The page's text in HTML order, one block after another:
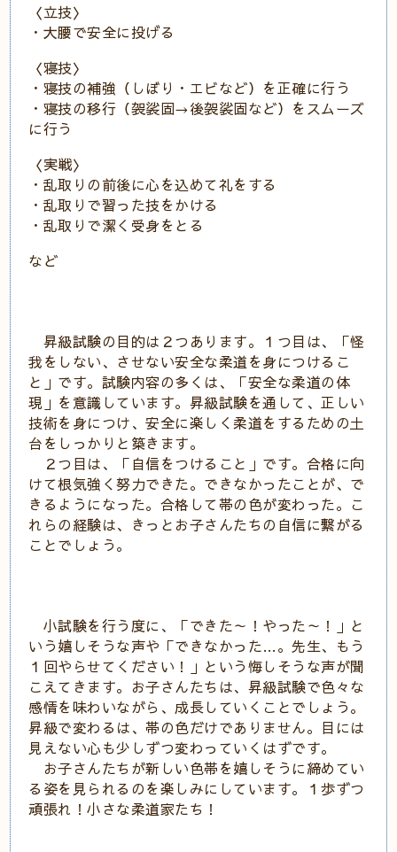
〈立技〉
・大腰で安全に投げる
〈寝技〉
・寝技の補強（しぼり・エビなど）を正確に行う
・寝技の移行（袈裟固→後袈裟固など）をスムーズ
に行う
〈実戦〉
・乱取りの前後に心を込めて礼をする
・乱取りで習った技をかける
・乱取りで潔く受身をとる
など
昇級試験の目的は２つあります。１つ目は、「怪
我をしない、させない安全な柔道を身につけるこ
と」です。試験内容の多くは、「安全な柔道の体
現」を意識しています。昇級試験を通して、正しい
技術を身につけ、安全に楽しく柔道をするための土
台をしっかりと築きます。
２つ目は、「自信をつけること」です。合格に向
けて根気強く努力できた。できなかったことが、で
きるようになった。合格して帯の色が変わった。こ
れらの経験は、きっとお子さんたちの自信に繋がる
ことでしょう。
小試験を行う度に、「できた～！やった～！」と
いう嬉しそうな声や「できなかった…。先生、もう
１回やらせてください！」という悔しそうな声が聞
こえてきます。お子さんたちは、昇級試験で色々な
感情を味わいながら、成長していくことでしょう。
昇級で変わるは、帯の色だけでありません。目には
見えない心も少しずつ変わっていくはずです。
お子さんたちが新しい色帯を嬉しそうに締めてい
る姿を見られるのを楽しみにしています。１歩ずつ
頑張れ！小さな柔道家たち！